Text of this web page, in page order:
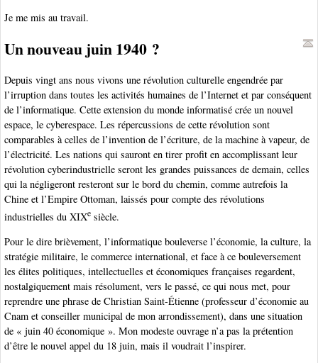
Je me mis au travail.
Un nouveau juin 1940 ?
Depuis vingt ans nous vivons une révolution culturelle engendrée par
l’irruption dans toutes les activités humaines de l’Internet et par conséquent
de l’informatique. Cette extension du monde informatisé crée un nouvel
espace, le cyberespace. Les répercussions de cette révolution sont
comparables à celles de l’invention de l’écriture, de la machine à vapeur, de
l’électricité. Les nations qui sauront en tirer profit en accomplissant leur
révolution cyberindustrielle seront les grandes puissances de demain, celles
qui la négligeront resteront sur le bord du chemin, comme autrefois la
Chine et l’Empire Ottoman, laissés pour compte des révolutions
industrielles du XIXe siècle.
Pour le dire brièvement, l’informatique bouleverse l’économie, la culture, la
stratégie militaire, le commerce international, et face à ce bouleversement
les élites politiques, intellectuelles et économiques françaises regardent,
nostalgiquement mais résolument, vers le passé, ce qui nous met, pour
reprendre une phrase de Christian Saint-Étienne (professeur d’économie au
Cnam et conseiller municipal de mon arrondissement), dans une situation
de « juin 40 économique ». Mon modeste ouvrage n’a pas la prétention
d’être le nouvel appel du 18 juin, mais il voudrait l’inspirer.